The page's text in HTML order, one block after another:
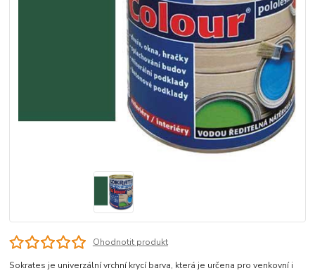
Ohodnotit produkt
Sokrates je univerzální vrchní krycí barva, která je určena pro venkovní i